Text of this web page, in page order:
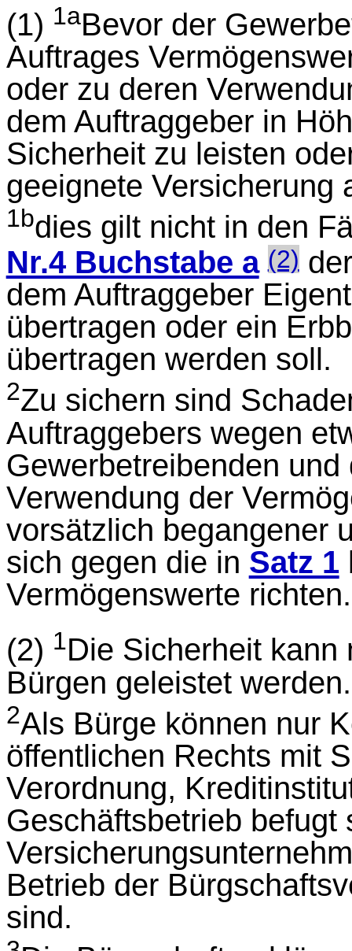
(1) 1aBevor der
Auftrages
oder zu deren
dem Auftraggeber in
Sicherheit zu leisten
geeignete Versicherung
1bdies gilt nicht in den
Nr.4 Buchstabe a (2)
dem Auftraggeber
übertragen oder ein
übertragen werden soll.
2Zu sichern sind
Auftraggebers wegen
Gewerbetreibenden
Verwendung der
vorsätzlich begangener
sich gegen die in Satz 1
Vermögenswerte richten.
(2) 1Die Sicherheit kann
Bürgen geleistet werden.
2Als Bürge können nur
öffentlichen Rechts mit
Verordnung,
Geschäftsbetrieb befugt
Betrieb der
sind.